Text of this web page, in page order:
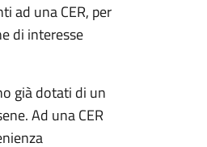
ad una CER, per
di interesse
già dotati di un
Ad una CER